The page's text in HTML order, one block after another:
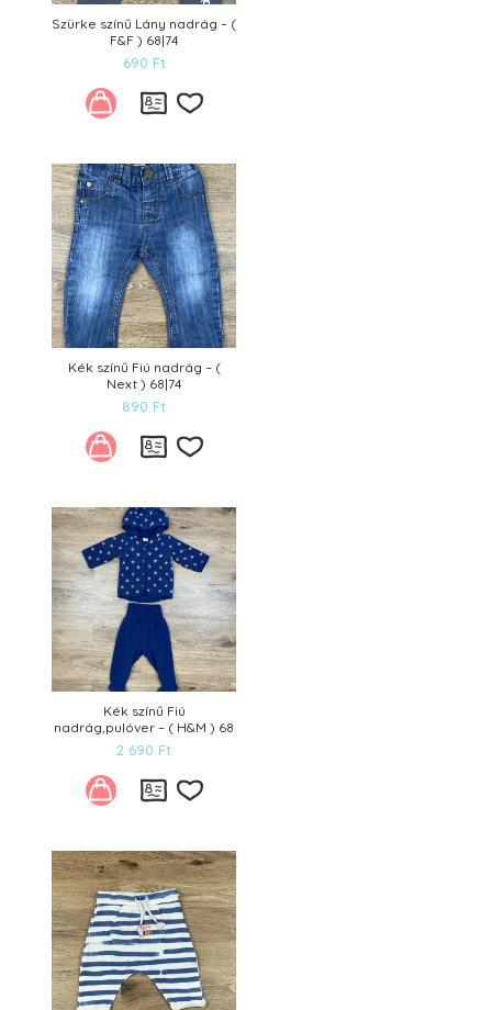
Szürke színű Lány nadrág – (
F&F ) 68|74
690 Ft
Kívánságlistára
Kék színű Fiú nadrág – (
Next ) 68|74
890 Ft
Kívánságlistára
Kék színű Fiú
nadrág,pulóver – ( H&M ) 68
2 690 Ft
Kívánságlistára